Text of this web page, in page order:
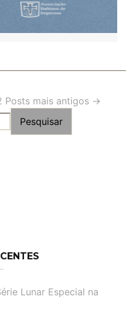
Posts mais antigos →
Lunar Especial na